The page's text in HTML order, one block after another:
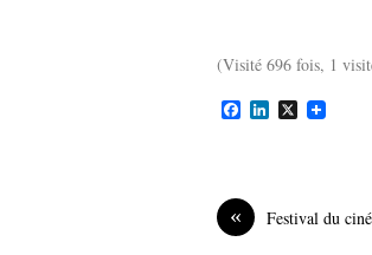
(Visité 696 fois, 1
F
o
k
L
I
X
« Festival du